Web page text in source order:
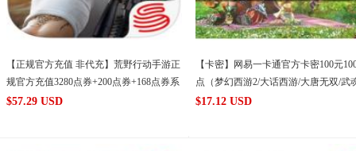
【正规官方充值 非代充】荒野行动手游正
规官方充值3280点券+200点券+168点券系
统赠送 苹果版IOS Iphone/IPAD 正规充值
$57.29 USD
【卡密】网易一卡通官方卡密100元
点（梦幻西游2/大话西游/大唐无双/武
斩魂等网易所有游戏）
$17.12 USD